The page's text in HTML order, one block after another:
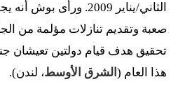
الثاني/يناير 2009. ورأى
صعبة وتقديم تنازلات مؤلمة من
تحقيق هدف قيام دولتين تعيشان
هذا العام ( الشرق الأوسط، لندن).